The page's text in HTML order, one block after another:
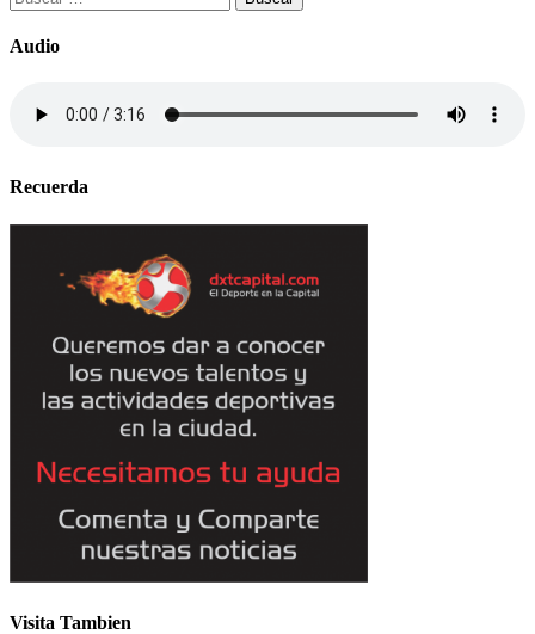
Audio
Recuerda
Visita Tambien